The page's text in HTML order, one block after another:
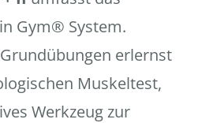
Gym® System.
erlernst
Muskeltest,
Werkzeug zur